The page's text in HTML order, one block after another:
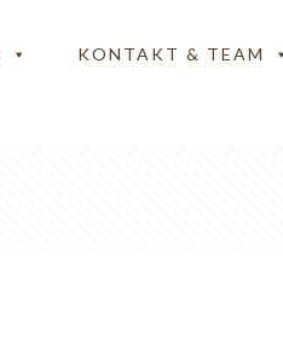
KONTAKT & TEAM